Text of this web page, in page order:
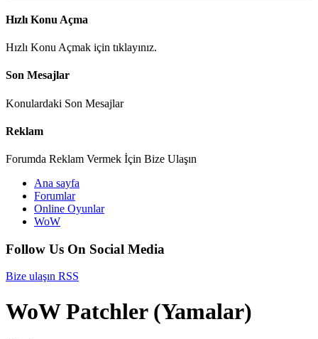
Hızlı Konu Açma
Hızlı Konu Açmak için tıklayınız.
Son Mesajlar
Konulardaki Son Mesajlar
Reklam
Forumda Reklam Vermek İçin Bize Ulaşın
Ana sayfa
Forumlar
Online Oyunlar
WoW
Follow Us On Social Media
Bize ulaşın RSS
WoW Patchler (Yamalar)